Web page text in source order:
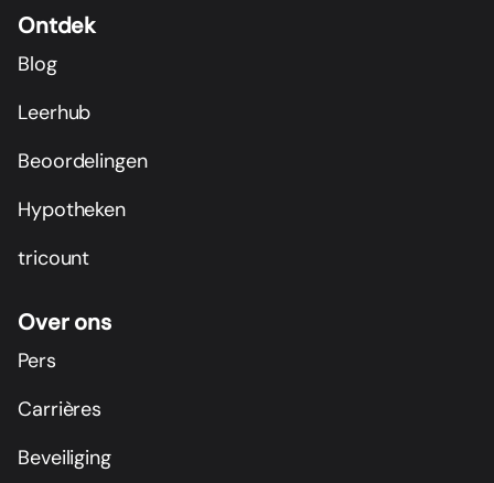
Ontdek
Blog
Leerhub
Beoordelingen
Hypotheken
tricount
Over ons
Pers
Carrières
Beveiliging